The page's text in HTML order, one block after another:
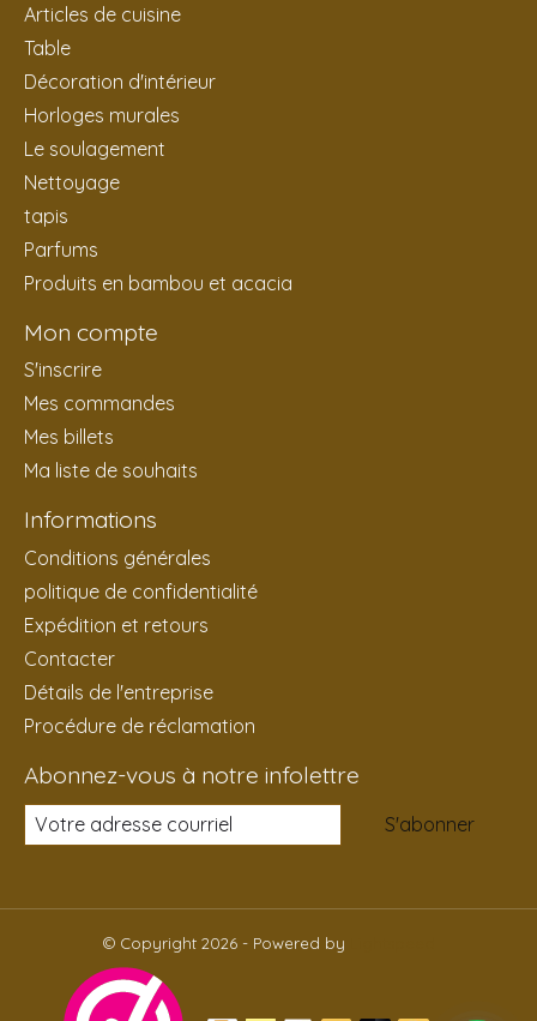
Articles de cuisine
Table
Décoration d'intérieur
Horloges murales
Le soulagement
Nettoyage
tapis
Parfums
Produits en bambou et acacia
Mon compte
S'inscrire
Mes commandes
Mes billets
Ma liste de souhaits
Informations
Conditions générales
politique de confidentialité
Expédition et retours
Contacter
Détails de l'entreprise
Procédure de réclamation
Abonnez-vous à notre infolettre
S'abonner
© Copyright 2026 - Powered by